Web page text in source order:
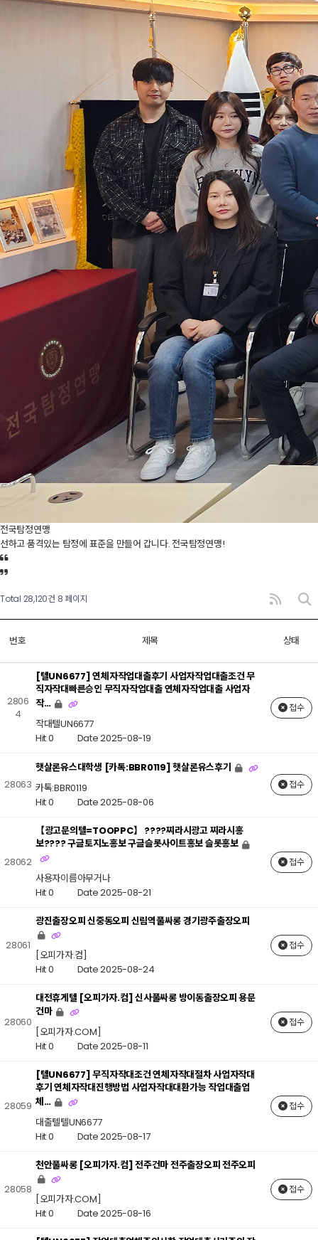
전국탐정연맹
선하고 품격있는 탐정에 표준을 만들어 갑니다. 전국탐정연맹!
Total 28,120건 8 페이지
번호 제목 상태
2806
4
[텔UN6677] 연체자작업대출후기 사업자작업대출조건 무
직자작대빠른승인 무직자작업대출 연체자작업대출 사업자
작…
작대텔UN6677
Hit 0 Date 2025-08-19
접수
28063
햇살론유스대학생 [카톡:BBR0119] 햇살론유스후기
카톡:BBR0119
Hit 0 Date 2025-08-06
접수
28062
【광고문의텔=TOOPPC】 ????찌라시광고 찌라시홍
보???? 구글토지노홍보 구글슬롯사이트홍보 슬롯홍보
사용자이름아무거나
Hit 0 Date 2025-08-21
접수
28061
광진출장오피 신중동오피 신림역풀싸롱 경기광주출장오피
[오피가자.컴]
Hit 0 Date 2025-08-24
접수
28060
대전휴게텔 [오피가자.컴] 신사풀싸롱 방이동출장오피 용문
건마
[오피가자.COM]
Hit 0 Date 2025-08-11
접수
28059
[텔UN6677] 무직자작대조건 연체자작대절차 사업자작대
후기 연체자작대진행방법 사업자작대대환가능 작업대출업
체…
대출텔텔UN6677
Hit 0 Date 2025-08-17
접수
28058
천안풀싸롱 [오피가자.컴] 전주건마 전주출장오피 전주오피
[오피가자.COM]
Hit 0 Date 2025-08-16
접수